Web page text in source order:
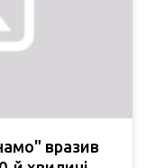
вразив